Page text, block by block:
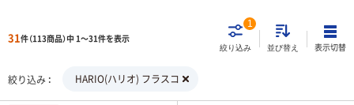
31件（113商品）中 1～31件を表示
絞り込み
1
並び替え 表示切替
絞り込み HARIO(ハリオ) フラスコ